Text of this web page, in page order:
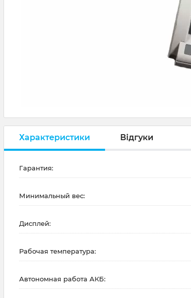
Характеристики Відгуки
Гарантия:
Минимальный вес:
Дисплей:
Рабочая температура:
Автономная работа АКБ: